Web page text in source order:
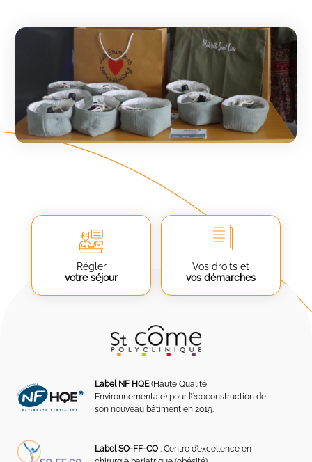
Régler
votre séjour
Vos droits et
vos démarches
Label NF HQE(Haute Qualité
Environnementale) pour l’écoconstruction de
son nouveau bâtiment en 2019.
Label SO-FF-CO : Centre d’excellence en